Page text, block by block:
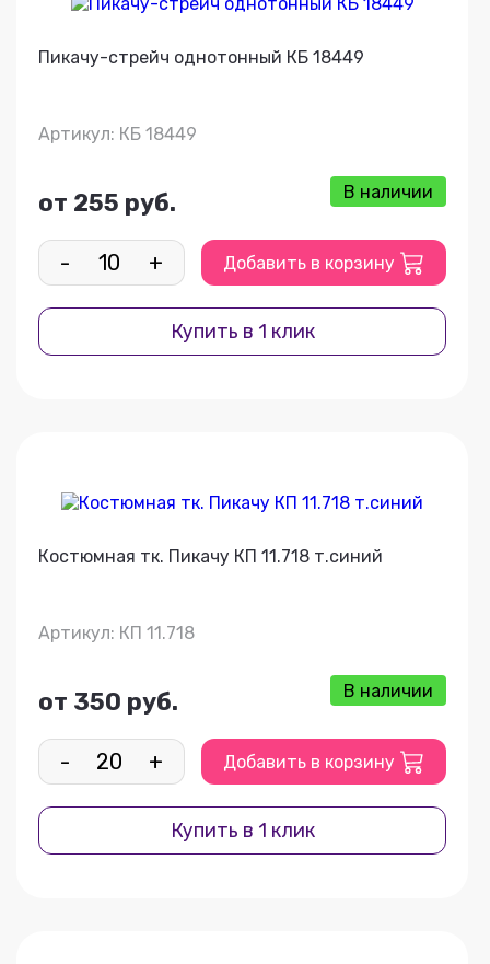
Пикачу-стрейч однотонный КБ 18449
Артикул: КБ 18449
от 255 руб. В наличии
- + Добавить в корзину
Купить в 1 клик
Костюмная тк. Пикачу КП 11.718 т.синий
Артикул: КП 11.718
от 350 руб. В наличии
- + Добавить в корзину
Купить в 1 клик